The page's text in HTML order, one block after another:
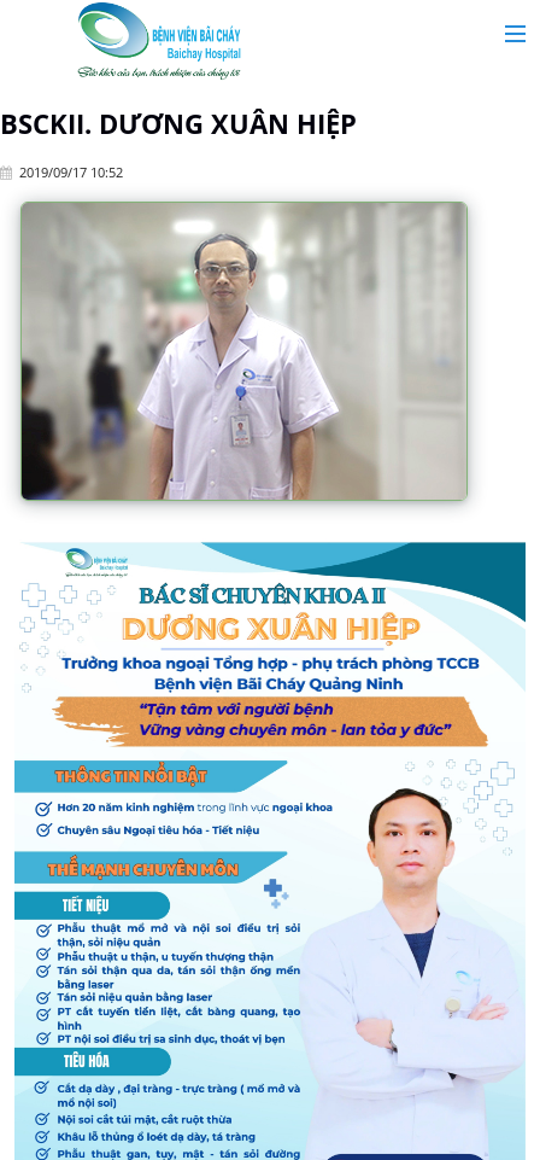
Giới thiệu
Chuyên khoa
Tin tức
Dịch vụ y tế
Dành cho khách hàng
BSCKII. DƯƠNG XUÂN HIỆP
2019/09/17 10:52